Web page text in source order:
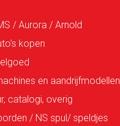
/ Aurora / Arnold
kopen
en aandrijfmodellen
catalogi, overig
/ NS spul/ speldjes